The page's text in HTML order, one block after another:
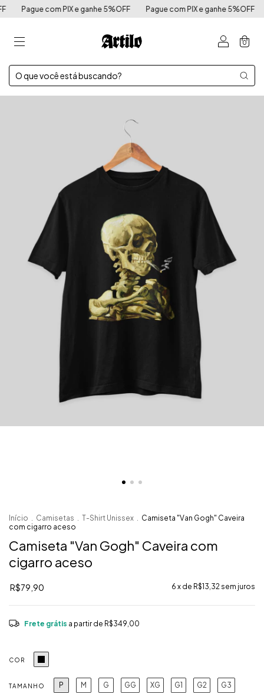
Pague com PIX e ganhe 5%OFF Pague com PIX e ganhe 5%OFF
0
Início . Camisetas . T-Shirt Unissex . Camiseta "Van Gogh" Caveira
com cigarro aceso
Camiseta "Van Gogh" Caveira com
cigarro aceso
R$79,90 6 x de R$13,32 sem juros
Frete grátis a partir de R$349,00
COR
TAMANHO P M G GG XG G1 G2 G3